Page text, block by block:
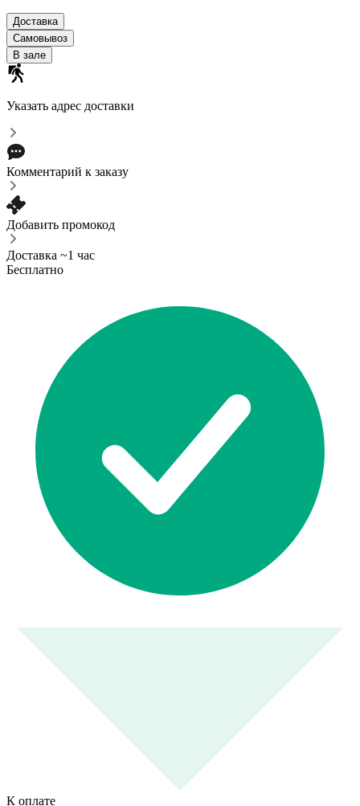
Доставка
Самовывоз
В зале
Указать адрес доставки
Комментарий к заказу
Добавить промокод
Доставка ~1 час
Бесплатно
К оплате